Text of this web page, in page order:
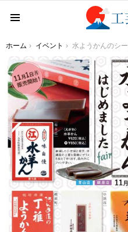
You are here:
ホーム イベント 水ようかんのシーズン到来！ 福井県アンテナショップでは11月30日まで 「“今年も”水ようかんはじめましたフェア」を開催！